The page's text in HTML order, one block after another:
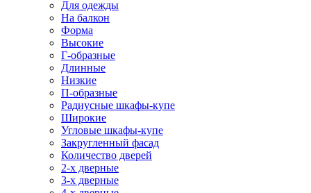
Для одежды
На балкон
Форма
Высокие
Г-образные
Длинные
Низкие
П-образные
Радиусные шкафы-купе
Широкие
Угловые шкафы-купе
Закругленный фасад
Количество дверей
2-х дверные
3-х дверные